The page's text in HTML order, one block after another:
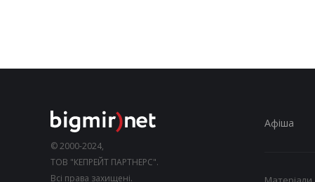
© 2000-2024,
ТОВ "КЕПРЕЙТ ПАРТНЕРС".
Всі права захищені.
Афіша